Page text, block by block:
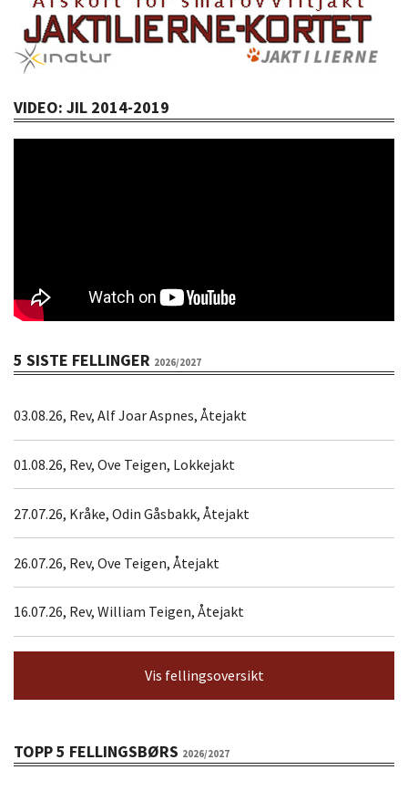
VIDEO: JIL 2014-2019
5 SISTE FELLINGER 2026/2027
03.08.26, Rev, Alf Joar Aspnes, Åtejakt
01.08.26, Rev, Ove Teigen, Lokkejakt
27.07.26, Kråke, Odin Gåsbakk, Åtejakt
26.07.26, Rev, Ove Teigen, Åtejakt
16.07.26, Rev, William Teigen, Åtejakt
Vis fellingsoversikt
TOPP 5 FELLINGSBØRS 2026/2027